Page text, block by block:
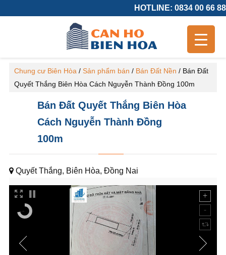
HOTLINE: 0834 00 66 88
Chung cư Biên Hòa / Sản phẩm bán / Bán Đất Nền / Bán Đất
Quyết Thắng Biên Hòa Cách Nguyễn Thành Đồng 100m
Bán Đất Quyết Thắng Biên Hòa
Cách Nguyễn Thành Đồng
100m
Quyết Thắng, Biên Hòa, Đồng Nai